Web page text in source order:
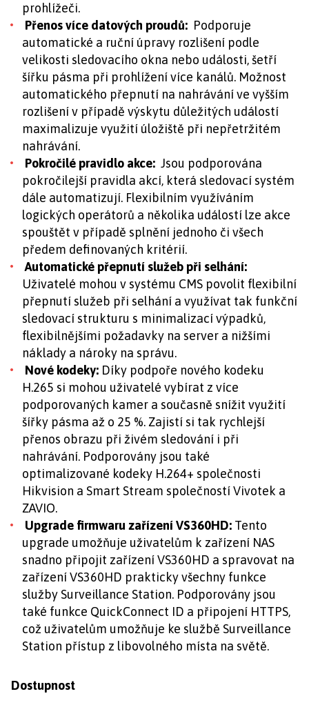
prohlížeči.
Přenos více datových proudů: Podporuje
automatické a ruční úpravy rozlišení podle
velikosti sledovacího okna nebo události, šetří
šířku pásma při prohlížení více kanálů. Možnost
automatického přepnutí na nahrávání ve vyšším
rozlišení v případě výskytu důležitých událostí
maximalizuje využití úložiště při nepřetržitém
nahrávání.
Pokročilé pravidlo akce: Jsou podporována
pokročilejší pravidla akcí, která sledovací systém
dále automatizují. Flexibilním využíváním
logických operátorů a několika událostí lze akce
spouštět v případě splnění jednoho či všech
předem definovaných kritérií.
Automatické přepnutí služeb při selhání:
Uživatelé mohou v systému CMS povolit flexibilní
přepnutí služeb při selhání a využívat tak funkční
sledovací strukturu s minimalizací výpadků,
flexibilnějšími požadavky na server a nižšími
náklady a nároky na správu.
Nové kodeky: Díky podpoře nového kodeku
H.265 si mohou uživatelé vybírat z více
podporovaných kamer a současně snížit využití
šířky pásma až o 25 %. Zajistí si tak rychlejší
přenos obrazu při živém sledování i při
nahrávání. Podporovány jsou také
optimalizované kodeky H.264+ společnosti
Hikvision a Smart Stream společností Vivotek a
ZAVIO.
Upgrade firmwaru zařízení VS360HD: Tento
upgrade umožňuje uživatelům k zařízení NAS
snadno připojit zařízení VS360HD a spravovat na
zařízení VS360HD prakticky všechny funkce
služby Surveillance Station. Podporovány jsou
také funkce QuickConnect ID a připojení HTTPS,
což uživatelům umožňuje ke službě Surveillance
Station přístup z libovolného místa na světě.
Dostupnost